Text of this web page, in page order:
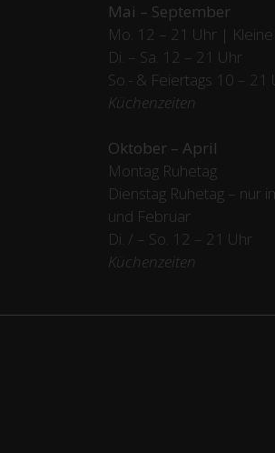
Mai – September
Mo. 12 – 21 Uhr |
Di. – Sa. 12 – 21 Uhr
So.- & Feiertags 10 – 21
Küchenzeiten
Oktober – April
Montag Ruhetag
Dienstag Ruhetag – nur
und Februar
Di. / – So. 12 – 21 Uhr
Küchenzeiten